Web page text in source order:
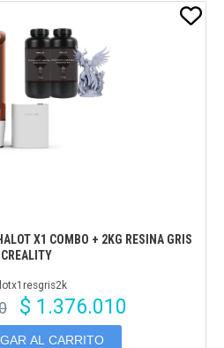
X1 COMBO + 2KG RESINA GRIS
CREALITY
$ 1.376.010
AL CARRITO